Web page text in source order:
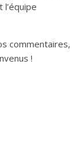
commentaires,
!